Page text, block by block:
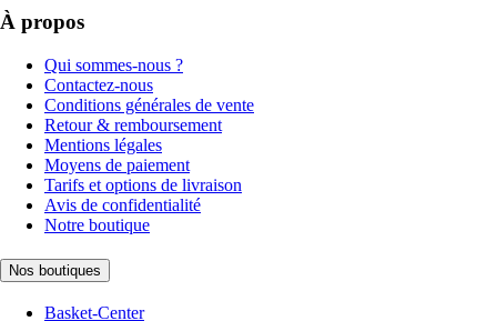
À propos
Qui sommes-nous ?
Contactez-nous
Conditions générales de vente
Retour & remboursement
Mentions légales
Moyens de paiement
Tarifs et options de livraison
Avis de confidentialité
Notre boutique
Nos boutiques
Basket-Center